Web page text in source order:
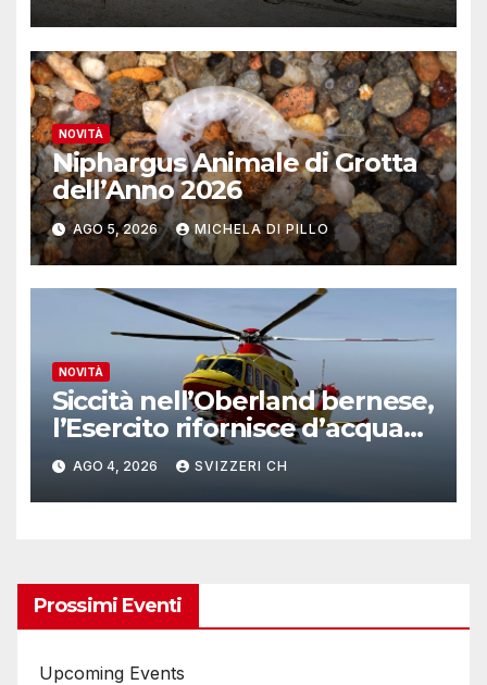
lavoro
NOVITÀ
Niphargus Animale di Grotta
dell’Anno 2026
AGO 5, 2026 MICHELA DI PILLO
NOVITÀ
Siccità nell’Oberland bernese,
l’Esercito rifornisce d’acqua
due alpeggi
AGO 4, 2026 SVIZZERI CH
Prossimi Eventi
Upcoming Events